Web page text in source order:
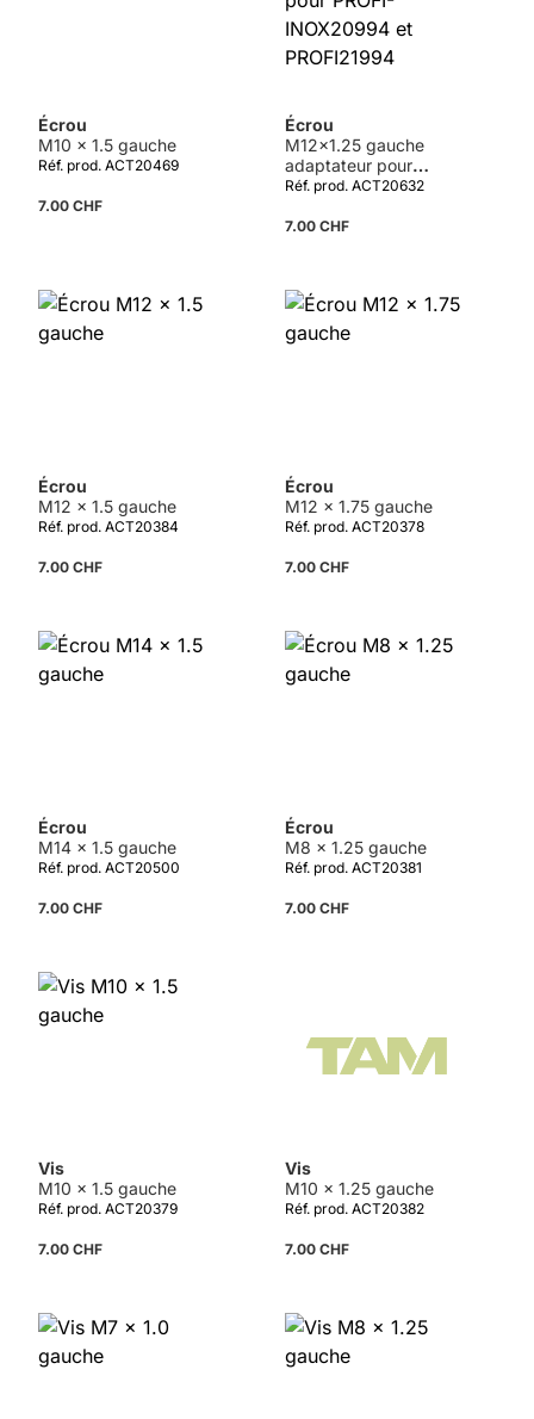
Écrou
M10 x 1.5 gauche
Réf. prod. ACT20469
7.00 CHF
Écrou
M12x1.25 gauche
adaptateur pour
PROFI-INOX20994 et
Réf. prod. ACT20632
7.00 CHF
Écrou
M12 x 1.5 gauche
Réf. prod. ACT20384
7.00 CHF
Écrou
M12 x 1.75 gauche
Réf. prod. ACT20378
7.00 CHF
Écrou
M14 x 1.5 gauche
Réf. prod. ACT20500
7.00 CHF
Écrou
M8 x 1.25 gauche
Réf. prod. ACT20381
7.00 CHF
Vis
M10 x 1.5 gauche
Réf. prod. ACT20379
7.00 CHF
Vis
M10 x 1.25 gauche
Réf. prod. ACT20382
7.00 CHF